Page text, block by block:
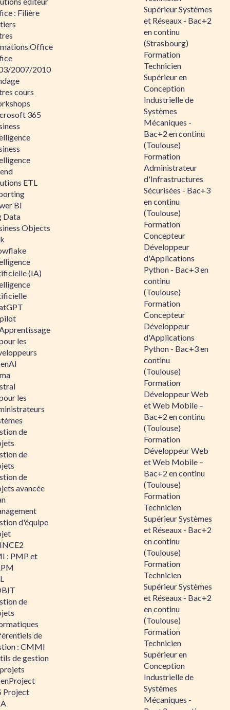
: Filière
Office
2007/2010
cours
365
ETL
BI
Data
Objects
(IA)
les
les
de
de
de
avancée
d'équipe
: PMP et
de
de
: CMMI
de gestion
Project
Supérieur Systèmes
et Réseaux - Bac+2
en continu
(Strasbourg)
Formation
Technicien
Supérieur en
Conception
Industrielle de
Systèmes
Mécaniques -
Bac+2 en continu
(Toulouse)
Formation
Administrateur
d'Infrastructures
Sécurisées - Bac+3
en continu
(Toulouse)
Formation
Concepteur
Développeur
d'Applications
Python - Bac+3 en
continu
(Toulouse)
Formation
Concepteur
Développeur
d'Applications
Python - Bac+3 en
continu
(Toulouse)
Formation
Développeur Web
et Web Mobile –
Bac+2 en continu
(Toulouse)
Formation
Développeur Web
et Web Mobile –
Bac+2 en continu
(Toulouse)
Formation
Technicien
Supérieur Systèmes
et Réseaux - Bac+2
en continu
(Toulouse)
Formation
Technicien
Supérieur Systèmes
et Réseaux - Bac+2
en continu
(Toulouse)
Formation
Technicien
Supérieur en
Conception
Industrielle de
Systèmes
Mécaniques -